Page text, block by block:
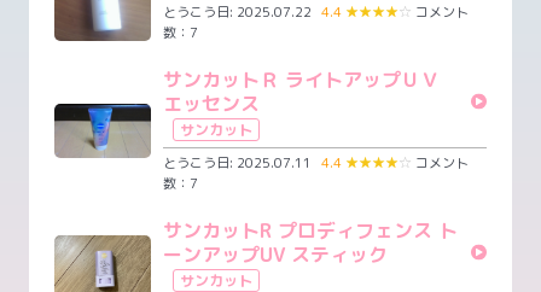
とうこう日: 2025.07.22 4.4 ★★★★☆ コメント
数：7
サンカットＲ ライトアップＵＶ
エッセンス
サンカット
とうこう日: 2025.07.11 4.4 ★★★★☆ コメント
数：7
サンカットR プロディフェンス ト
ーンアップUV スティック
サンカット